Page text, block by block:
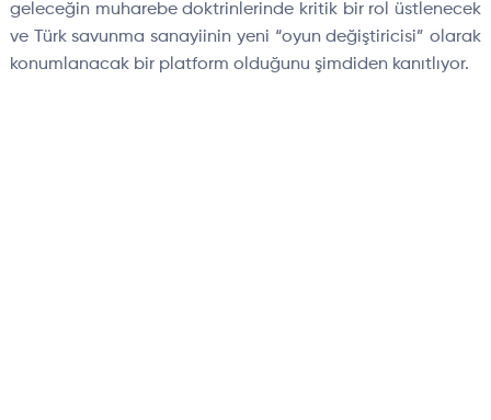
geleceğin muharebe doktrinlerinde kritik bir rol üstlenecek
ve Türk savunma sanayiinin yeni “oyun değiştiricisi” olarak
konumlanacak bir platform olduğunu şimdiden kanıtlıyor.